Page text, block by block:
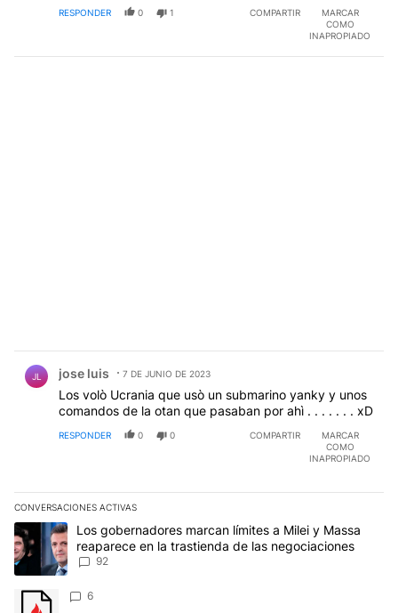
RESPONDER 0 1 COMPARTIR
MARCAR
COMO
INAPROPIADO
JL jose luis 7 DE JUNIO DE 2023
Los volò Ucrania que usò un submarino yanky y unos
comandos de la otan que pasaban por ahì . . . . . . . xD
RESPONDER 0 0 COMPARTIR
MARCAR
COMO
INAPROPIADO
CONVERSACIONES ACTIVAS
Este listado muestra los artículos con más comentarios en los
Un artículo de tendencia con el título "Los gobernadores marcan
Los gobernadores marcan límites a Milei y Massa
reaparece en la trastienda de las negociaciones
92
Un artículo de tendencia con el título "" con 6 comentarios.
6